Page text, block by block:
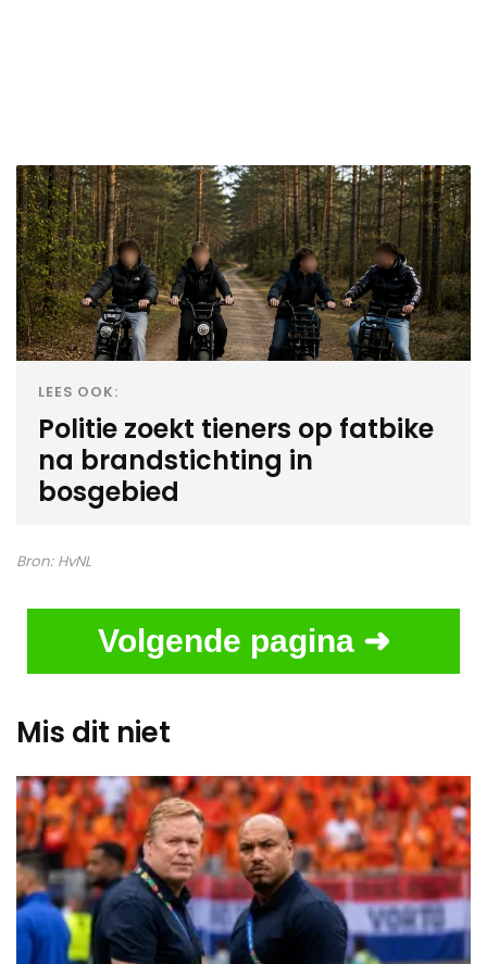
LEES OOK:
Politie zoekt tieners op fatbike
na brandstichting in
bosgebied
Bron: HvNL
Volgende pagina ➜
Mis dit niet